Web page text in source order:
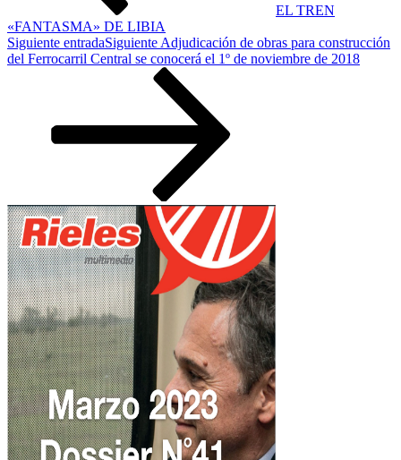
EL TREN
«FANTASMA» DE LIBIA
Siguiente entradaSiguiente Adjudicación de obras para construcción
del Ferrocarril Central se conocerá el 1º de noviembre de 2018